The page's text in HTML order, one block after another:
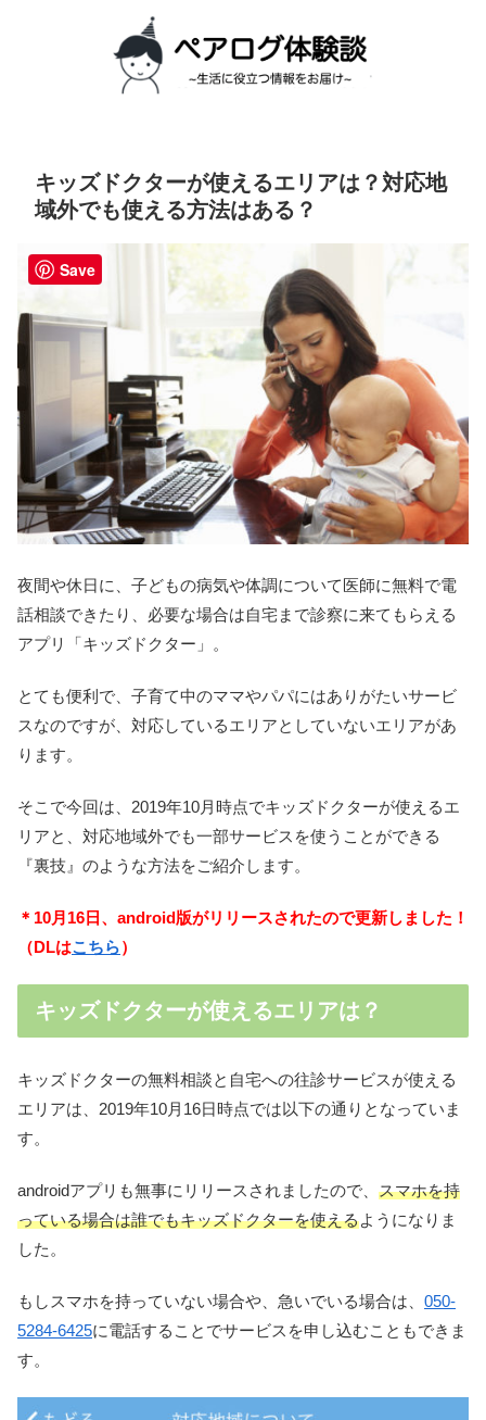
キッズドクターが使えるエリアは？対応地
域外でも使える方法はある？
夜間や休日に、子どもの病気や体調について医師に無料で電
話相談できたり、必要な場合は自宅まで診察に来てもらえる
アプリ「キッズドクター」。
とても便利で、子育て中のママやパパにはありがたいサービ
スなのですが、対応しているエリアとしていないエリアがあ
ります。
そこで今回は、2019年10月時点でキッズドクターが使えるエ
リアと、対応地域外でも一部サービスを使うことができる
『裏技』のような方法をご紹介します。
＊10月16日、android版がリリースされたので更新しました！
（DLはこちら）
キッズドクターが使えるエリアは？
キッズドクターの無料相談と自宅への往診サービスが使える
エリアは、2019年10月16日時点では以下の通りとなっていま
す。
androidアプリも無事にリリースされましたので、 スマホを持
っている場合は誰でもキッズドクターを使えるようになりま
した。
もしスマホを持っていない場合や、急いでいる場合は、 050-
5284-6425に電話することでサービスを申し込むこともできま
す。
Save